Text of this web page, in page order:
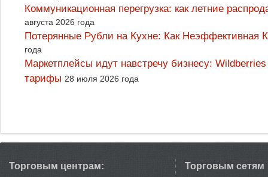
Коммуникационная перегрузка: как летние
августа 2026 года
Потерянные Рубли на Кухне: Как
года
Маркетплейсы идут навстречу бизнесу:
тарифы 28 июля 2026 года
Торговым центрам: Торговым сетям